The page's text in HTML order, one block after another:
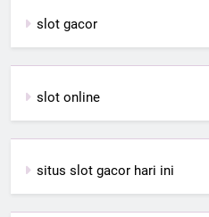
slot gacor
slot online
situs slot gacor hari ini